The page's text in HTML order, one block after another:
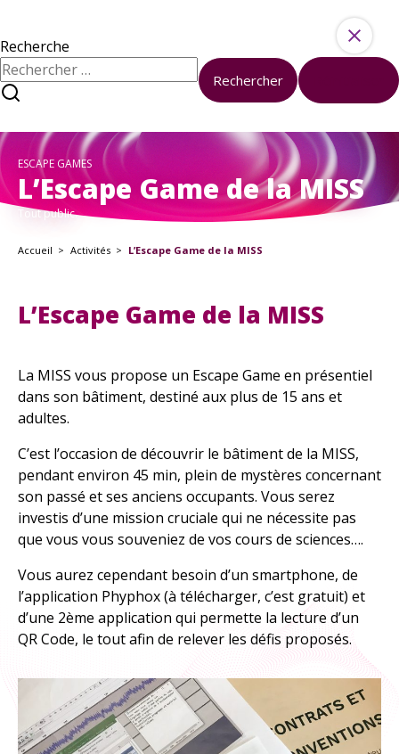
À propos
Sciences et société à l’université
Nous contacter
À votre disposition
Formations
Kits pédagogiques
Tous les événements
Nos Actualités
TOUTES LES RESSOURCES
TOUTES LES ACTIVITÉS
Recherche
Rechercher :
Rechercher
ESCAPE GAMES
L’Escape Game de la MISS
Tout public.
Accueil Activités L’Escape Game de la MISS
L’Escape Game de la MISS
La MISS vous propose un Escape Game en présentiel
dans son bâtiment, destiné aux plus de 15 ans et
adultes.
C’est l’occasion de découvrir le bâtiment de la MISS,
pendant environ 45 min, plein de mystères concernant
son passé et ses anciens occupants. Vous serez
investis d’une mission cruciale qui ne nécessite pas
que vous vous souveniez de vos cours de sciences….
Vous aurez cependant besoin d’un smartphone, de
l’application Phyphox (à télécharger, c’est gratuit) et
d’une 2ème application qui permette la lecture d’un
QR Code, le tout afin de relever les défis proposés.